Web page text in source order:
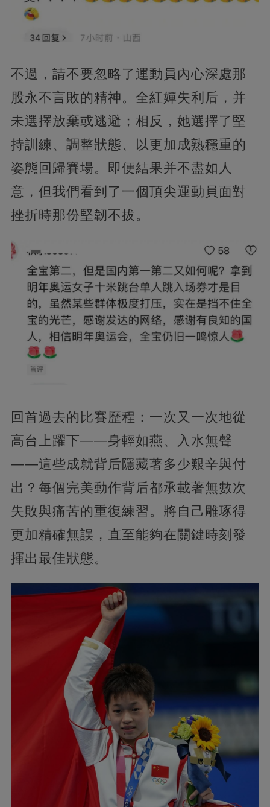
不過，請不要忽略了運動員內心深處那
股永不言敗的精神。全紅嬋失利后，并
未選擇放棄或逃避；相反，她選擇了堅
持訓練、調整狀態、以更加成熟穩重的
姿態回歸賽場。即便結果并不盡如人
意，但我們看到了一個頂尖運動員面對
挫折時那份堅韌不拔。
回首過去的比賽歷程：一次又一次地從
高台上躍下——身輕如燕、入水無聲
——這些成就背后隱藏著多少艱辛與付
出？每個完美動作背后都承載著無數次
失敗與痛苦的重復練習。將自己雕琢得
更加精確無誤，直至能夠在關鍵時刻發
揮出最佳狀態。